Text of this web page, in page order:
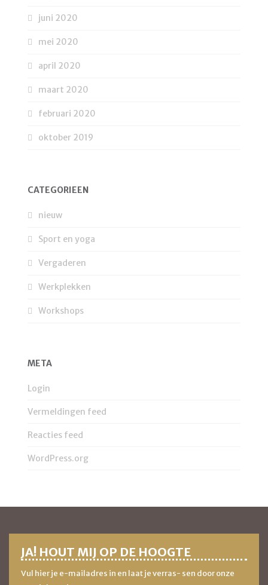
juni 2020
mei 2020
april 2020
maart 2020
februari 2020
oktober 2019
CATEGORIEËN
nieuw
Sport en yoga
Vergaderen
Werkplekken
Workshops
META
Login
Vermeldingen feed
Reacties feed
WordPress.org
JA! HOUT MIJ OP DE HOOGTE
Vul hier je e-mailadres in en laat je verras- sen door onze